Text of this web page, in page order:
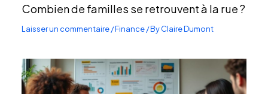
Combien de familles se retrouvent à la rue ?
Laisser un commentaire/Finance/ ByClaire Dumont